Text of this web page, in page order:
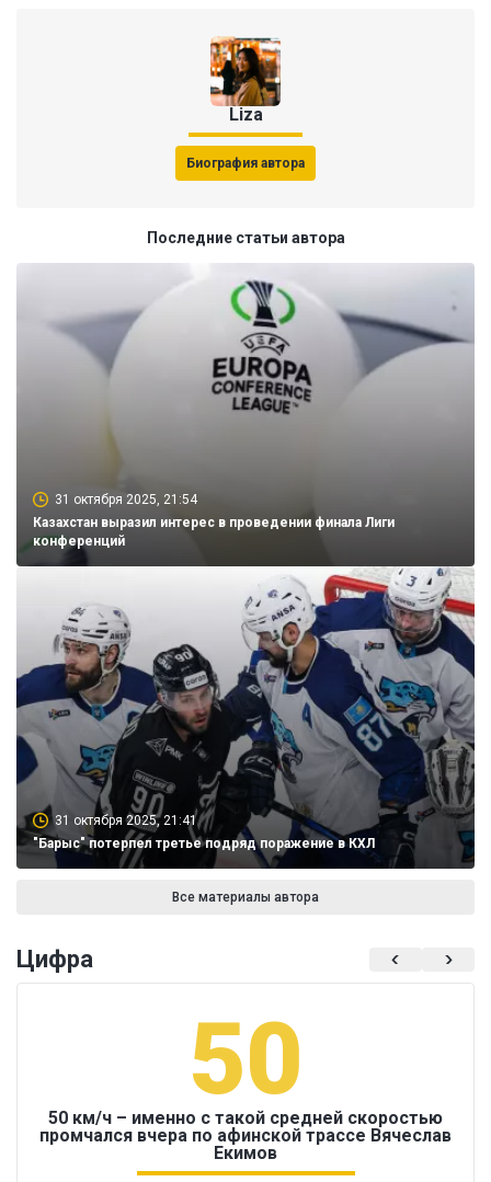
Liza
Биография автора
Последние статьи автора
31 октября 2025, 21:54
Казахстан выразил интерес в проведении финала Лиги
конференций
31 октября 2025, 21:41
"Барыс" потерпел третье подряд поражение в КХЛ
Все материалы автора
Цифра
50
50 км/ч – именно с такой средней скоростью
промчался вчера по афинской трассе Вячеслав
Екимов